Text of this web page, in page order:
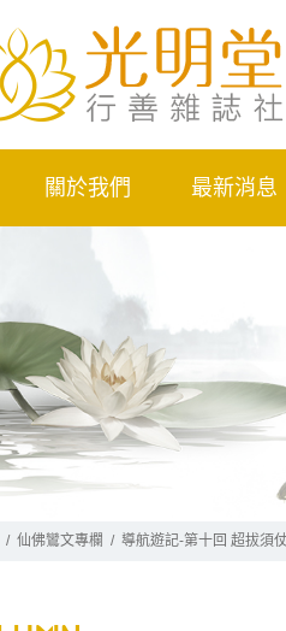
關於我們 最新消息
仙佛鸞文專欄 導航遊記-第十回 超拔須